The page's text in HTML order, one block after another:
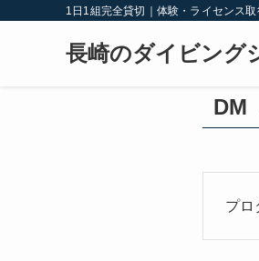
1日1組完全貸切｜体験・ライセンス
長崎のダイビング
DM
プロ